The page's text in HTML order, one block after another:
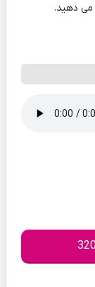
می دهید.